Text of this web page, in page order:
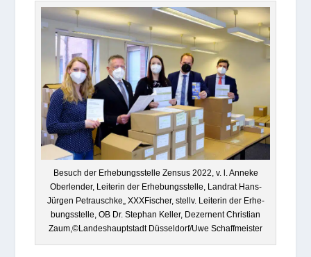
Besuch der Erhe­bungs­stelle Zen­sus 2022, v. l. Anneke
Ober­len­der, Lei­te­rin der Erhe­bungs­stelle, Land­rat Hans-
Jür­gen Pet­rauschke„ XXX­Fi­scher, stellv. Lei­te­rin der Erhe­
bungs­stelle, OB Dr. Ste­phan Kel­ler, Dezer­nent Chris­tian
Zaum,©Landeshauptstadt Düsseldorf/Uwe Schaffmeister